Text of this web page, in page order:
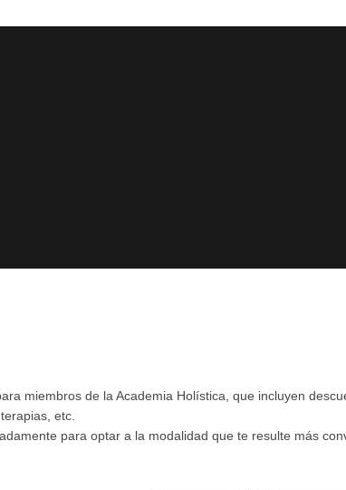
miembros de la Academia Holística, que incluyen
etc.
para optar a la modalidad que te resulte más